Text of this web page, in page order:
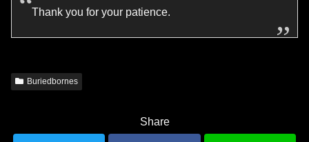
Thank you for your patience.
Buriedbornes
Share